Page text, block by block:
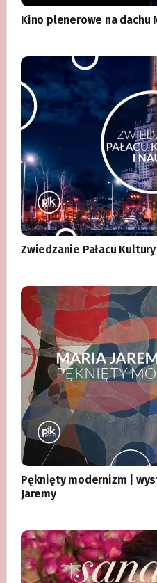
Kino plenerowe na dachu
Zwiedzanie Pałacu
Pęknięty modernizm |
Jaremy